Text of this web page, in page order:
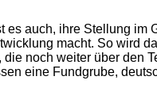
es auch, ihre Stellung im
macht. So wird
noch weiter über den
eine Fundgrube,